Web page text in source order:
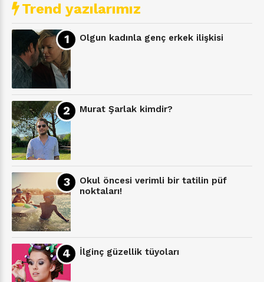
Trend yazılarımız
Olgun kadınla genç erkek ilişkisi
Murat Şarlak kimdir?
Okul öncesi verimli bir tatilin püf
noktaları!
İlginç güzellik tüyoları